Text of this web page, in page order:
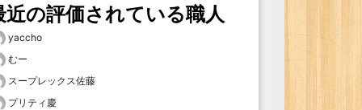
近の評価されている職人
yaccho
むー
スープレックス佐藤
プリティ慶